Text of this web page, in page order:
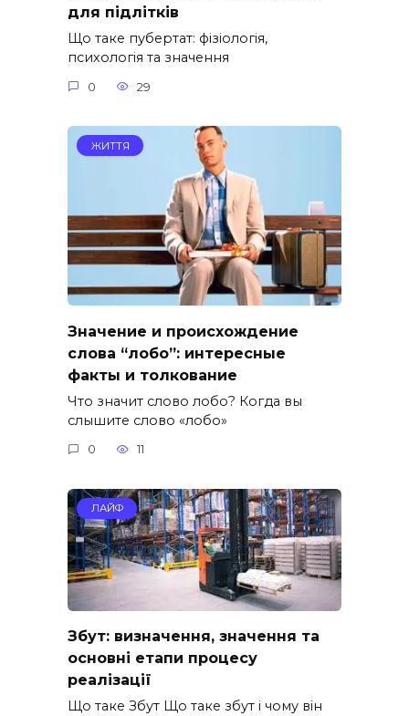
для підлітків
Що таке пубертат: фізіологія,
психологія та значення
0 29
ЖИТТЯ
Значение и происхождение
слова “лобо”: интересные
факты и толкование
Что значит слово лобо? Когда вы
слышите слово «лобо»
0 11
ЛАЙФ
Збут: визначення, значення та
основні етапи процесу
реалізації
Що таке Збут Що таке збут і чому він